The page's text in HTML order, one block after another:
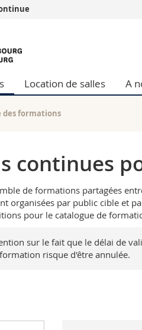
Sciences économiques
Lettres et sciences
Sciences de l'éducation
Location de salles A
des formations
continues
de formations partagées
organisées par public cible et
pour le catalogue de
sur le fait que le délai de
risque d'être annulée.